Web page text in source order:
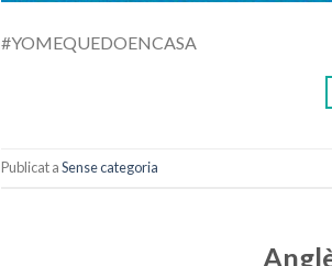
#YOMEQUEDOENCASA
Publicat aSense categoria